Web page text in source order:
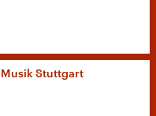
Musik Stuttgart